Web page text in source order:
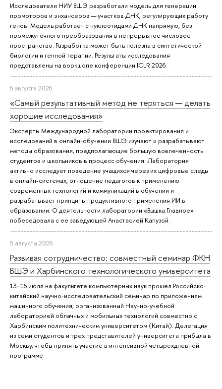
Исследователи НИУ ВШЭ разработали модель для генерации
промоторов и энхансеров — участков ДНК, регулирующих работу
генов. Модель работает с нуклеотидами ДНК напрямую, без
промежуточного преобразования в непрерывное числовое
пространство. Разработка может быть полезна в синтетической
биологии и генной терапии. Результаты исследования
представлены на воркшопе конференции ICLR 2026.
6 августа 2026
«Самый результативный метод не теряться — делать
хорошие исследования»
Эксперты Международной лаборатории проектирования и
исследований в онлайн-обучении ВШЭ изучают и разрабатывают
методы образования, предполагающие большую вовлеченность
студентов и школьников в процесс обучения. Лаборатория
активно исследует поведение учащихся через их цифровые следы
в онлайн-системах, отношение педагогов к применению
современных технологий и коммуникаций в обучении и
разрабатывает принципы продуктивного применения ИИ в
образовании. О деятельности лаборатории «Вышка.Главное»
побеседовала с ее заведующей Анастасией Капузой.
5 августа 2026
Развивая сотрудничество: совместный семинар ФКН
ВШЭ и Харбинского технологического университета
13–16 июля на факультете компьютерных наук прошел Российско-
китайский научно-исследовательский семинар по приложениям
машинного обучения, организованный Научно-учебной
лабораторией облачных и мобильных технологий совместно с
Харбинским политехническим университетом (Китай). Делегация
из семи студентов и трех представителей университета прибыла в
Москву, чтобы принять участие в интенсивной четырехдневной
программе.